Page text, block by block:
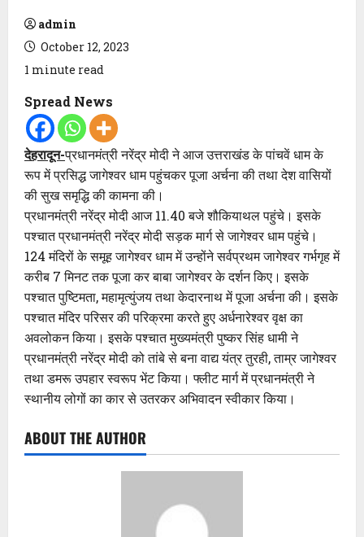
admin
October 12, 2023
1 minute read
Spread News
देहरादून-प्रधानमंत्री नरेंद्र मोदी ने आज उत्तराखंड के पांचवें धाम के
रूप में प्रसिद्ध जागेश्वर धाम पहुंचकर पूजा अर्चना की तथा देश वासियों
की सुख समृद्धि की कामना की।
प्रधानमंत्री नरेंद्र मोदी आज 11.40 बजे शौकियाथल पहुंचे। इसके
पश्चात प्रधानमंत्री नरेंद्र मोदी सड़क मार्ग से जागेश्वर धाम पहुंचे।
124 मंदिरों के समूह जागेश्वर धाम में उन्होंने सर्वप्रथम जागेश्वर गर्भगृह में
करीब 7 मिनट तक पूजा कर बाबा जागेश्वर के दर्शन किए। इसके
पश्चात पुष्टिमता, महामृत्युंजय तथा केदारनाथ में पूजा अर्चना की। इसके
पश्चात मंदिर परिसर की परिक्रमा करते हुए अर्धनारेश्वर वृक्ष का
अवलोकन किया। इसके पश्चात मुख्यमंत्री पुष्कर सिंह धामी ने
प्रधानमंत्री नरेंद्र मोदी को तांबे से बना वाद्य यंत्र तुरही, ताम्र जागेश्वर
तथा डमरू उपहार स्वरूप भेंट किया। फ्लीट मार्ग में प्रधानमंत्री ने
स्थानीय लोगों का कार से उतरकर अभिवादन स्वीकार किया।
ABOUT THE AUTHOR